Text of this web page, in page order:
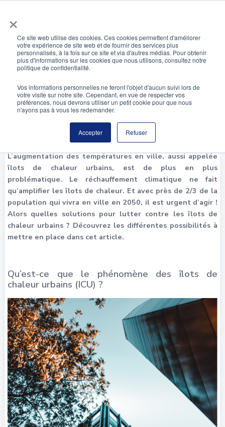
×
Ce site web utilise des cookies. Ces cookies permettent d'améliorer
votre expérience de site web et de fournir des services plus
personnalisés, à la fois sur ce site et via d'autres médias. Pour obtenir
plus d'informations sur les cookies que nous utilisons, consultez notre
politique de confidentialité.
Vos informations personnelles ne feront l'objet d'aucun suivi lors de
votre visite sur notre site. Cependant, en vue de respecter vos
préférences, nous devrons utiliser un petit cookie pour que nous
n'ayons pas à vous les redemander.
Accepter Refuser
Réchauffement climatique et îlots de chaleur
urbains : quelles solutions ?
L’augmentation des températures en ville, aussi appelée
îlots de chaleur urbains, est de plus en plus
problématique. Le réchauffement climatique ne fait
qu’amplifier les îlots de chaleur. Et avec près de 2/3 de la
population qui vivra en ville en 2050, il est urgent d’agir !
Alors quelles solutions pour lutter contre les îlots de
chaleur urbains ? Découvrez les différentes possibilités à
mettre en place dans cet article.
Qu’est-ce que le phénomène des îlots de
chaleur urbains (ICU) ?